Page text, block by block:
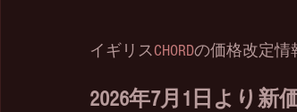
イギリスCHORDの価格改定情
2026年7月1日より新